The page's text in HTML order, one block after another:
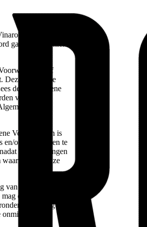
Vinaro biedt
gaat met alle hierin
of
Deze Algemene
deze Algemene
voor jou
Voorwaarden is
en/of wijzigingen te
we wijzigingen
we onze
je woonland, of
onze producten
wetgeving